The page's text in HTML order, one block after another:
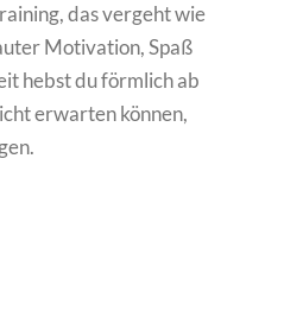
das vergeht wie
Motivation, Spaß
hebst du förmlich ab
erwarten können,